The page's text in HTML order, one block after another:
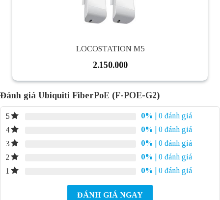
LOCOSTATION M5
2.150.000
Đánh giá Ubiquiti FiberPoE (F-POE-G2)
5 0%
| 0 đánh giá
4
0%
| 0 đánh giá
3
0%
| 0 đánh giá
2
0%
| 0 đánh giá
1
0% | 0 đánh giá
ĐÁNH GIÁ NGAY